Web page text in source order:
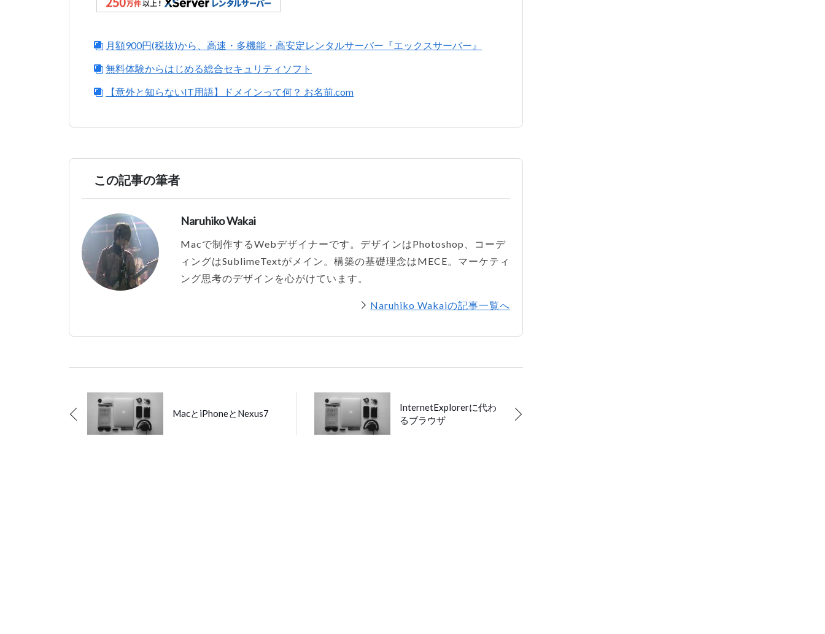
月額900円(税抜)から、高速・多機能・高安定レンタルサーバー『エックスサーバー』
無料体験からはじめる総合セキュリティソフト
【意外と知らないIT用語】ドメインって何？ お名前.com
この記事の筆者
Naruhiko Wakai
Macで制作するWebデザイナーです。デザインはPhotoshop、コーデ
ィングはSublimeTextがメイン。構築の基礎理念はMECE。マーケティ
ング思考のデザインを心がけています。
Naruhiko Wakaiの記事一覧へ
MacとiPhoneとNexus7
InternetExplorerに代わ
るブラウザ